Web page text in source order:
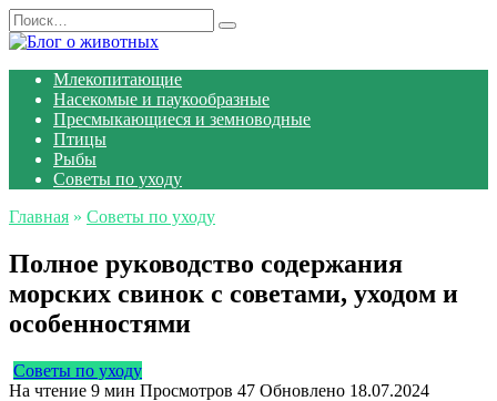
Перейти
к
Search
for:
Млекопитающие
Насекомые и паукообразные
Пресмыкающиеся и земноводные
Птицы
Рыбы
Советы по уходу
Главная » Советы по уходу
Полное руководство содержания
морских свинок с советами, уходом и
особенностями
Советы по уходу
На чтение 9 мин Просмотров 47 Обновлено 18.07.2024